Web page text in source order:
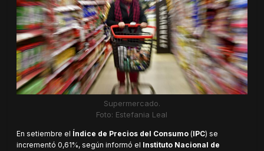
Supermercado.
Foto: Estefania Leal
En setiembre el Índice de Precios del Consumo (IPC) se
incrementó 0,61%, según informó el Instituto Nacional de